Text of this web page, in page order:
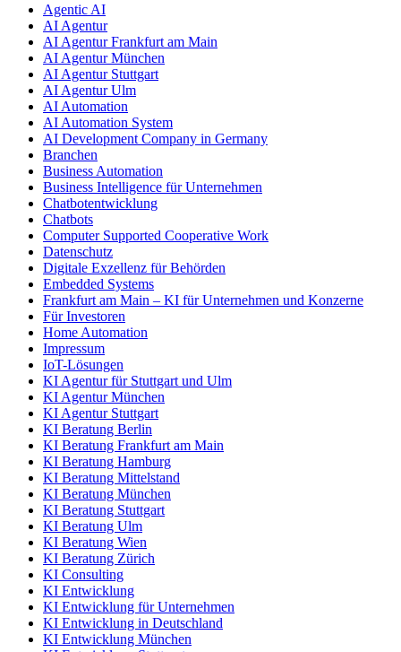
Agentic AI
AI Agentur
AI Agentur Frankfurt am Main
AI Agentur München
AI Agentur Stuttgart
AI Agentur Ulm
AI Automation
AI Automation System
AI Development Company in Germany
Branchen
Business Automation
Business Intelligence für Unternehmen
Chatbotentwicklung
Chatbots
Computer Supported Cooperative Work
Datenschutz
Digitale Exzellenz für Behörden
Embedded Systems
Frankfurt am Main – KI für Unternehmen und Konzerne
Für Investoren
Home Automation
Impressum
IoT-Lösungen
KI Agentur für Stuttgart und Ulm
KI Agentur München
KI Agentur Stuttgart
KI Beratung Berlin
KI Beratung Frankfurt am Main
KI Beratung Hamburg
KI Beratung Mittelstand
KI Beratung München
KI Beratung Stuttgart
KI Beratung Ulm
KI Beratung Wien
KI Beratung Zürich
KI Consulting
KI Entwicklung
KI Entwicklung für Unternehmen
KI Entwicklung in Deutschland
KI Entwicklung München